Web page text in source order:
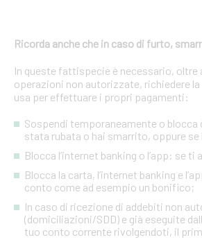
Ricorda anche che in caso di furto,
In queste fattispecie è necessario,
operazioni non autorizzate, richiedere la
usa per effettuare i propri pagamenti:
Sospendi temporaneamente o
stata rubata o hai smarrito, oppure
Blocca l’internet banking o l’app: se
Blocca la carta, l’internet banking e
conto come ad esempio un bonifico;
In caso di ricezione di addebiti non
(domiciliazioni/SDD) e già eseguite
tuo conto corrente rivolgendoti, il